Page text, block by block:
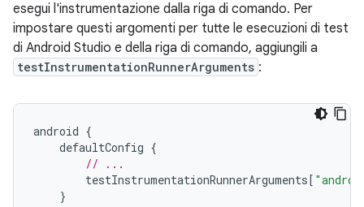
esegui l'instrumentazione dalla riga di comando. Per
impostare questi argomenti per tutte le esecuzioni di test
di Android Studio e della riga di comando, aggiungili a
testInstrumentationRunnerArguments :
android {
defaultConfig {
// ...
testInstrumentationRunnerArguments[
}